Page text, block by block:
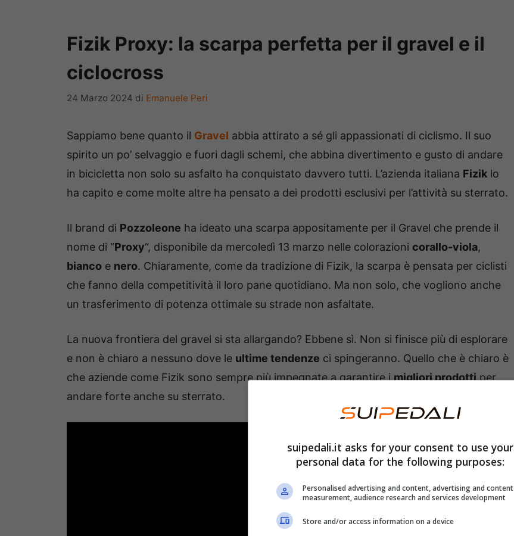
Fizik Proxy: la scarpa perfetta per il gravel e il
ciclocross
24 Marzo 2024 di Emanuele Peri
Sappiamo bene quanto il Gravel abbia attirato a sé gli appassionati di ciclismo. Il suo
spirito un po’ selvaggio e fuori dagli schemi, che abbina divertimento e gusto di andare
in bicicletta non solo su asfalto ha conquistato davvero tutti. L’azienda italiana Fizik lo
ha capito e come molte altre ha pensato a dei prodotti esclusivi per l’attività su sterrato.
Il brand di Pozzoleone ha ideato una scarpa appositamente per il Gravel che prende il
nome di “Proxy“, disponibile da mercoledì 13 marzo nelle colorazioni corallo-viola,
bianco e nero. Chiaramente, come da tradizione di Fizik, la scarpa è pensata per ciclisti
che fanno della competitività il loro pane quotidiano. Ma non solo, che vogliono anche
un trasferimento di potenza ottimale su strade non asfaltate.
La nuova frontiera del gravel si sta allargando? Ebbene sì. Non si finisce più di esplorare
e non è chiaro a nessuno dove le ultime tendenze ci spingeranno. Quello che è chiaro è
che aziende come Fizik sono sempre più impegnate a garantire imigliori prodottiper
andare forte anche su sterrato.
suipedali.it asks for your consent to use your
personal data for the following purposes:
Personalised advertising and content, advertising and content
measurement, audience research and services development
Store and/or access information on a device